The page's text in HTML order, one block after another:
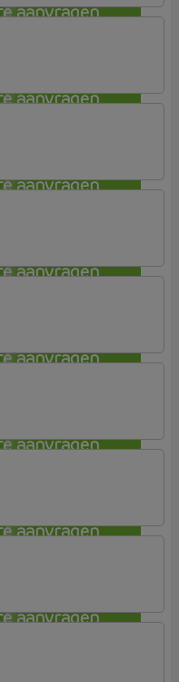
aanvragen
aanvragen
aanvragen
aanvragen
aanvragen
aanvragen
aanvragen
aanvragen